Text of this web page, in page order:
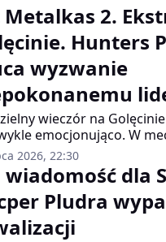
Metalkas 2.
Hunters
wyzwanie
wieczór na
emocjonująco. W
znaczenie dla
2. Ekstraligi, Hunters
liderem rozgrywek –
Początek spotkania
19:00.
2026, 22:30
wiadomość dla
Pludra